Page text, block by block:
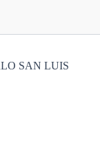
SAN LUIS